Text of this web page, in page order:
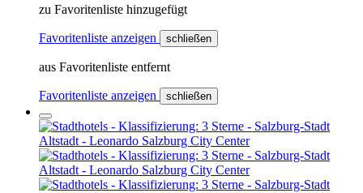
zu Favoritenliste hinzugefügt
Favoritenliste anzeigen schließen
aus Favoritenliste entfernt
Favoritenliste anzeigen schließen